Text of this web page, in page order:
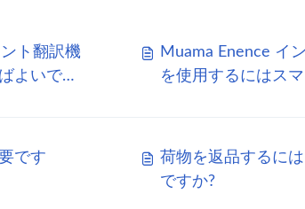
ト翻訳機
よいです
Muama Enence イ
を使用するにはス
です
荷物を返品するに
ですか?